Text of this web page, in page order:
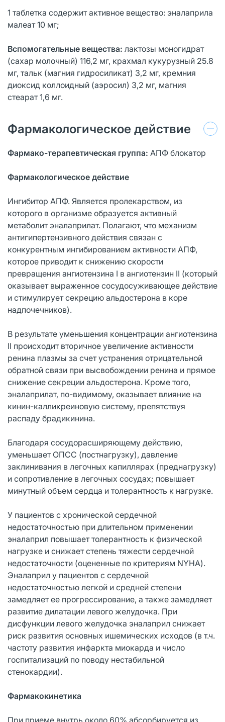
1 таблетка содержит активное вещество: эналаприла
малеат 10 мг;
Вспомогательные вещества: лактозы моногидрат
(сахар молочный) 116,2 мг, крахмал кукурузный 25.8
мг, тальк (магния гидросиликат) 3,2 мг, кремния
диоксид коллоидный (аэросил) 3,2 мг, магния
стеарат 1,6 мг.
Фармакологическое действие
Фармако-терапевтическая группа: АПФ блокатор
Фармакологическое действие
Ингибитор АПФ. Является пролекарством, из
которого в организме образуется активный
метаболит эналаприлат. Полагают, что механизм
антигипертензивного действия связан с
конкурентным ингибированием активности АПФ,
которое приводит к снижению скорости
превращения ангиотензина I в ангиотензин II (который
оказывает выраженное сосудосуживающее действие
и стимулирует секрецию альдостерона в коре
надпочечников).
В результате уменьшения концентрации ангиотензина
II происходит вторичное увеличение активности
ренина плазмы за счет устранения отрицательной
обратной связи при высвобождении ренина и прямое
снижение секреции альдостерона. Кроме того,
эналаприлат, по-видимому, оказывает влияние на
кинин-калликреиновую систему, препятствуя
распаду брадикинина.
Благодаря сосудорасширяющему действию,
уменьшает ОПСС (постнагрузку), давление
заклинивания в легочных капиллярах (преднагрузку)
и сопротивление в легочных сосудах; повышает
минутный объем сердца и толерантность к нагрузке.
У пациентов с хронической сердечной
недостаточностью при длительном применении
эналаприл повышает толерантность к физической
нагрузке и снижает степень тяжести сердечной
недостаточности (оцененные по критериям NYHA).
Эналаприл у пациентов с сердечной
недостаточностью легкой и средней степени
замедляет ее прогрессирование, а также замедляет
развитие дилатации левого желудочка. При
дисфункции левого желудочка эналаприл снижает
риск развития основных ишемических исходов (в т.ч.
частоту развития инфаркта миокарда и число
госпитализаций по поводу нестабильной
стенокардии).
Фармакокинетика
При приеме внутрь около 60% абсорбируется из